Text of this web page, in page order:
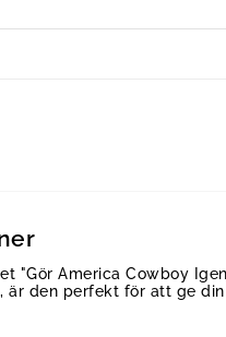
"Gör America Cowboy
är den perfekt för att ge